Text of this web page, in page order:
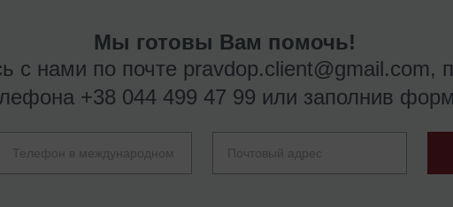
Мы готовы Вам помочь!
с нами по почте pravdop.client@gmail.com,
+38 044 499 47 99 или заполнив